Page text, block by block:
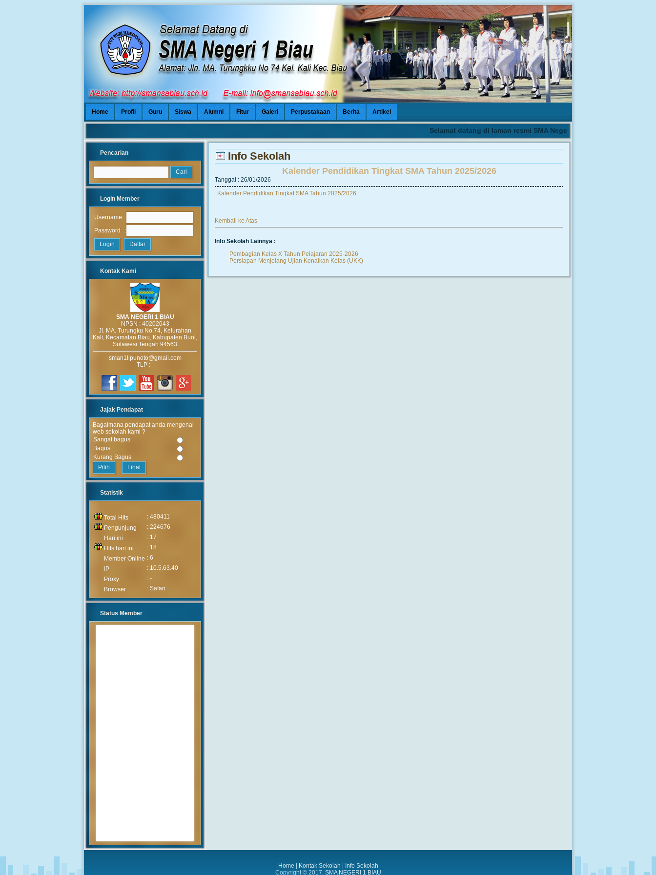
Home Profil Guru Siswa Alumni Fitur Galeri Perpustakaan Berita Artikel
Selamat datang di laman resmi SMA Negeri 1 Biau | Pengumuman
Pencarian
Login Member
Username :
Password
:
Kontak Kami
SMA NEGERI 1 BIAU
NPSN : 40202043
Jl. MA. Turungku No.74, Kelurahan
Kali, Kecamatan Biau, Kabupaten Buol,
Sulawesi Tengah 94563
sman1lipunoto@gmail.com
TLP : -
Jajak Pendapat
Bagaimana pendapat anda mengenai
web sekolah kami ?
Sangat bagus
Bagus
Kurang Bagus
Lihat
Statistik
Total Hits
: 480411
Pengunjung
: 224676
Hari ini
: 17
Hits hari ini
: 18
Member Online : 6
IP
: 10.5.63.40
Proxy
: -
Browser
: Safari
Status Member
Info Sekolah
Kalender Pendidikan Tingkat SMA Tahun 2025/2026
Tanggal : 26/01/2026
Kalender Pendidikan Tingkat SMA Tahun 2025/2026
Kembali ke Atas
Info Sekolah Lainnya :
Pembagian Kelas X Tahun Pelajaran 2025-2026
Persiapan Menjelang Ujian Kenaikan Kelas (UKK)
Home Kontak Sekolah
Info Sekolah
Copyright © 2017. SMA NEGERI 1 BIAU